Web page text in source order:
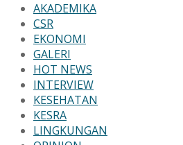
AKADEMIKA
CSR
EKONOMI
GALERI
HOT NEWS
INTERVIEW
KESEHATAN
KESRA
LINGKUNGAN